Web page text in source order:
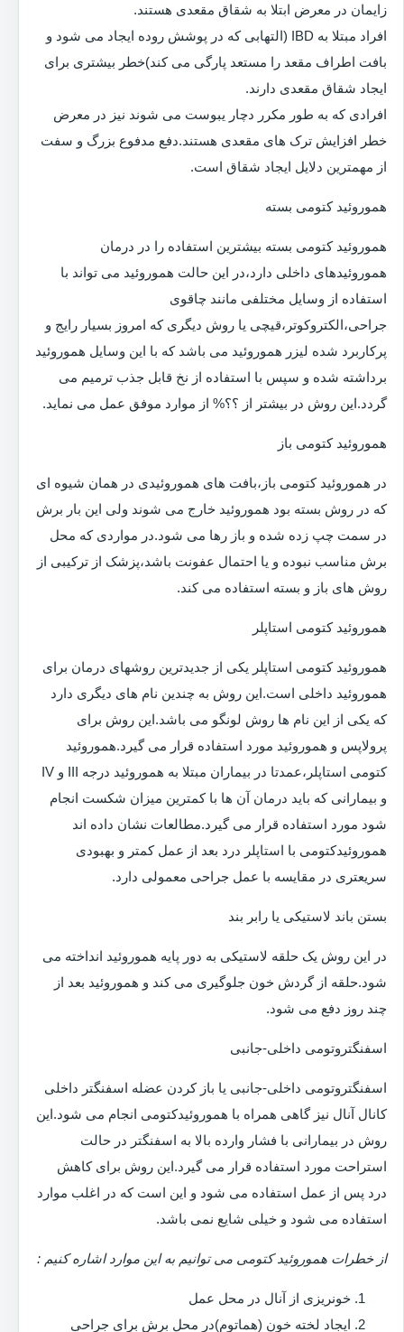
زایمان در معرض ابتلا به شقاق مقعدی هستند.
افراد مبتلا به IBD (التهابی که در پوشش روده ایجاد می شود و
بافت اطراف مقعد را مستعد پارگی می کند)خطر بیشتری برای
ایجاد شقاق مقعدی دارند.
افرادی که به طور مکرر دچار یبوست می شوند نیز در معرض
خطر افزایش ترک های مقعدی هستند.دفع مدفوع بزرگ و سفت
از مهمترین دلایل ایجاد شقاق است.
هموروئید کتومی بسته
هموروئید کتومی بسته بیشترین استفاده را در درمان
هموروئیدهای داخلی دارد،در این حالت هموروئید می تواند با
استفاده از وسایل مختلفی مانند چاقوی
جراحی،الکتروکوتر،قیچی یا روش دیگری که امروز بسیار رایج و
پرکاربرد شده لیزر هموروئید می باشد که با این وسایل هموروئید
برداشته شده و سپس با استفاده از نخ قابل جذب ترمیم می
گردد.این روش در بیشتر از ؟؟% از موارد موفق عمل می نماید.
هموروئید کتومی باز
در هموروئید کتومی باز،بافت های هموروئیدی در همان شیوه ای
که در روش بسته بود هموروئید خارج می شوند ولی این بار برش
در سمت چپ زده شده و باز رها می شود.در مواردی که محل
برش مناسب نبوده و یا احتمال عفونت باشد،پزشک از ترکیبی از
روش های باز و بسته استفاده می کند.
هموروئید کتومی استاپلر
هموروئید کتومی استاپلر یکی از جدیدترین روشهای درمان برای
هموروئید داخلی است.این روش به چندین نام های دیگری دارد
که یکی از این نام ها روش لونگو می باشد.این روش برای
پرولاپس و هموروئید مورد استفاده قرار می گیرد.هموروئید
کتومی استاپلر،عمدتا در بیماران مبتلا به هموروئید درجه III و IV
و بیمارانی که باید درمان آن ها با کمترین میزان شکست انجام
شود مورد استفاده قرار می گیرد.مطالعات نشان داده اند
هموروئیدکتومی با استاپلر درد بعد از عمل کمتر و بهبودی
سریعتری در مقایسه با عمل جراحی معمولی دارد.
بستن باند لاستیکی یا رابر بند
در این روش یک حلقه لاستیکی به دور پایه هموروئید انداخته می
شود.حلقه از گردش خون جلوگیری می کند و هموروئید بعد از
چند روز دفع می شود.
اسفنگتروتومی داخلی-جانبی
اسفنگتروتومی داخلی-جانبی یا باز کردن عضله اسفنگتر داخلی
کانال آنال نیز گاهی همراه با هموروئیدکتومی انجام می شود.این
روش در بیمارانی با فشار وارده بالا به اسفنگتر در حالت
استراحت مورد استفاده قرار می گیرد.این روش برای کاهش
درد پس از عمل استفاده می شود و این است که در اغلب موارد
استفاده می شود و خیلی شایع نمی باشد.
از خطرات هموروئید کتومی می توانیم به این موارد اشاره کنیم :
خونریزی از آنال در محل عمل
ایجاد لخته خون (هماتوم)در محل برش برای جراحی